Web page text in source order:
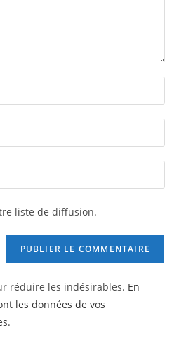
liste de diffusion.
réduire les indésirables. En
les données de vos
.